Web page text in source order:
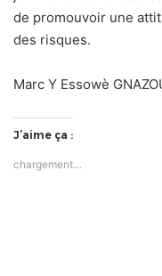
de promouvoir une
des risques.
Marc Y Essowè
J’aime ça :
chargement…